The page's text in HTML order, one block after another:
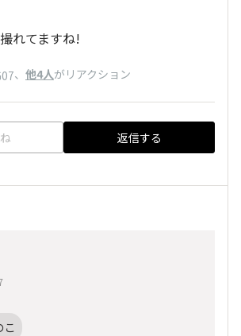
れてますね!
、 他4人がリアクション
返信する
こ